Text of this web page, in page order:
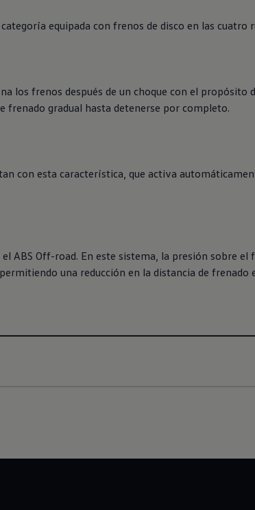
equipada con frenos de disco en las cuatro
los frenos después de un choque con el propósito
frenado gradual hasta detenerse por completo.
con esta característica, que activa
ABS Off-road. En este sistema, la presión sobre el
una reducción en la distancia de frenado